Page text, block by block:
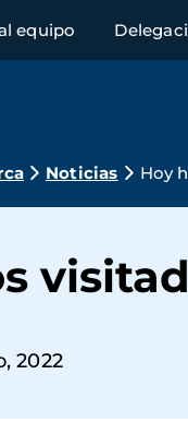
equipo
Noticias Hoy
2022